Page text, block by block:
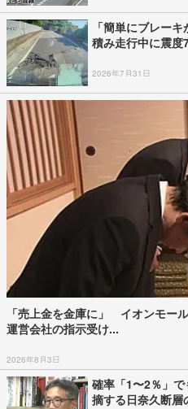
「簡単にブレー
積み走行中に震
2026年7月31日
「売上金を金庫に」 イオンモー
運営会社の指示受け...
2026年8月3日
確率「1〜2％」
摘する日奈久断